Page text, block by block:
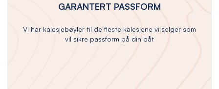
GARANTERT PASSFORM
Vi har kalesjebøyler til de fleste kalesjene vi selger som
vil sikre passform på din båt